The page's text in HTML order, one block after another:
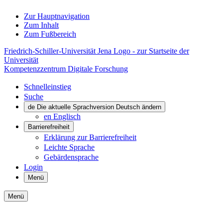
Zur Hauptnavigation
Zum Inhalt
Zum Fußbereich
Friedrich-Schiller-Universität Jena Logo - zur Startseite der
Universität
Kompetenzzentrum Digitale Forschung
Schnelleinstieg
Suche
de Die aktuelle Sprachversion Deutsch ändern
en Englisch
Barrierefreiheit
Erklärung zur Barrierefreiheit
Leichte Sprache
Gebärdensprache
Login
Menü
Menü